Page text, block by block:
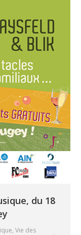
du 18
, Vie des